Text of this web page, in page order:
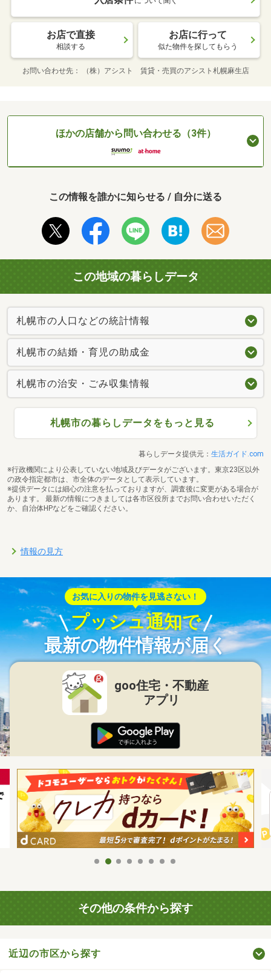
お店で直接
相談する
お店に行って
似た物件を探してもらう
お問い合わせ先 （株）アシスト 賃貸・売買のアシスト札幌麻生店
ほかの店舗から問い合わせる（3件）
この情報を誰かに知らせる / 自分に送る
この地域の暮らしデータ
札幌市の人口などの統計情報
札幌市の結婚・育児の助成金
札幌市の治安・ごみ収集情報
札幌市の暮らしデータをもっと見る
暮らしデータ提供元： 生活ガイド.com
※行政機関により公表していない地域及びデータがございます。東京23区以外
の政令指定都市は、市全体のデータとして表示しています。
※提供データには細心の注意を払っておりますが、調査後に変更がある場合が
あります。 最新の情報につきましては各市区役所までお問い合わせいただく
か、自治体HPなどをご確認ください。
情報の見方
お気に入りの物件を見逃さない！
プッシュ通知で
最新の物件情報が届く
goo住宅・不動産
アプリ
その他の条件から探す
近辺の市区から探す